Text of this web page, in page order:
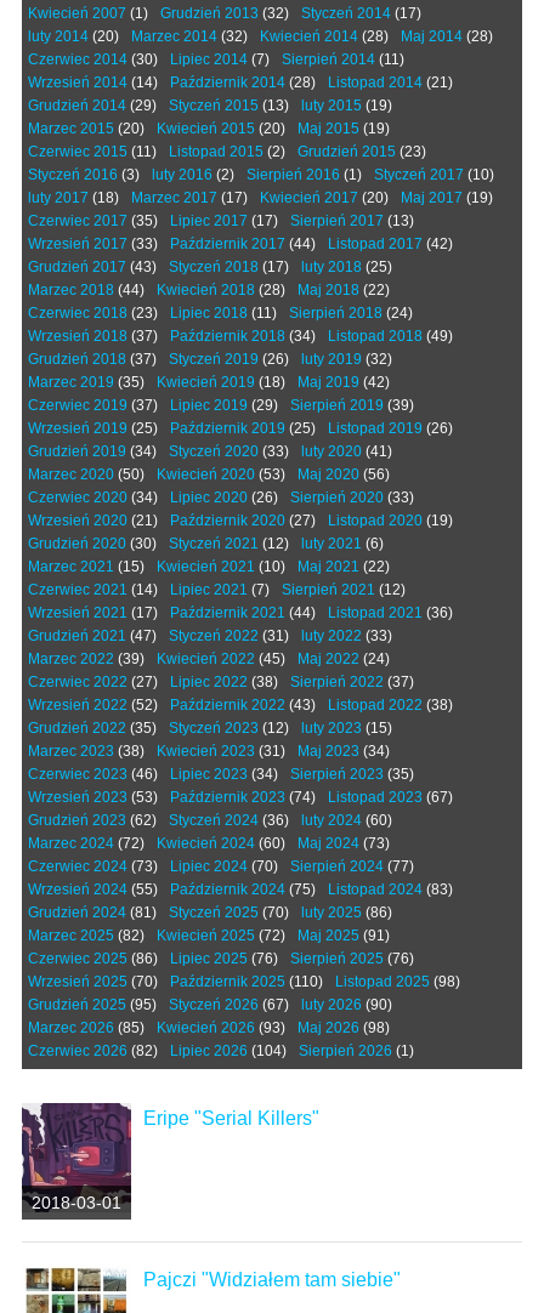
Kwiecień 2007 (1) Grudzień 2013 (32) Styczeń 2014 (17)
luty 2014 (20) Marzec 2014 (32) Kwiecień 2014 (28) Maj 2014 (28)
Czerwiec 2014 (30) Lipiec 2014 (7) Sierpień 2014 (11)
Wrzesień 2014 (14) Październik 2014 (28) Listopad 2014 (21)
Grudzień 2014 (29) Styczeń 2015 (13) luty 2015 (19)
Marzec 2015 (20) Kwiecień 2015 (20) Maj 2015 (19)
Czerwiec 2015 (11) Listopad 2015 (2) Grudzień 2015 (23)
Styczeń 2016 (3) luty 2016 (2) Sierpień 2016 (1) Styczeń 2017 (10)
luty 2017 (18) Marzec 2017 (17) Kwiecień 2017 (20) Maj 2017 (19)
Czerwiec 2017 (35) Lipiec 2017 (17) Sierpień 2017 (13)
Wrzesień 2017 (33) Październik 2017 (44) Listopad 2017 (42)
Grudzień 2017 (43) Styczeń 2018 (17) luty 2018 (25)
Marzec 2018 (44) Kwiecień 2018 (28) Maj 2018 (22)
Czerwiec 2018 (23) Lipiec 2018 (11) Sierpień 2018 (24)
Wrzesień 2018 (37) Październik 2018 (34) Listopad 2018 (49)
Grudzień 2018 (37) Styczeń 2019 (26) luty 2019 (32)
Marzec 2019 (35) Kwiecień 2019 (18) Maj 2019 (42)
Czerwiec 2019 (37) Lipiec 2019 (29) Sierpień 2019 (39)
Wrzesień 2019 (25) Październik 2019 (25) Listopad 2019 (26)
Grudzień 2019 (34) Styczeń 2020 (33) luty 2020 (41)
Marzec 2020 (50) Kwiecień 2020 (53) Maj 2020 (56)
Czerwiec 2020 (34) Lipiec 2020 (26) Sierpień 2020 (33)
Wrzesień 2020 (21) Październik 2020 (27) Listopad 2020 (19)
Grudzień 2020 (30) Styczeń 2021 (12) luty 2021 (6)
Marzec 2021 (15) Kwiecień 2021 (10) Maj 2021 (22)
Czerwiec 2021 (14) Lipiec 2021 (7) Sierpień 2021 (12)
Wrzesień 2021 (17) Październik 2021 (44) Listopad 2021 (36)
Grudzień 2021 (47) Styczeń 2022 (31) luty 2022 (33)
Marzec 2022 (39) Kwiecień 2022 (45) Maj 2022 (24)
Czerwiec 2022 (27) Lipiec 2022 (38) Sierpień 2022 (37)
Wrzesień 2022 (52) Październik 2022 (43) Listopad 2022 (38)
Grudzień 2022 (35) Styczeń 2023 (12) luty 2023 (15)
Marzec 2023 (38) Kwiecień 2023 (31) Maj 2023 (34)
Czerwiec 2023 (46) Lipiec 2023 (34) Sierpień 2023 (35)
Wrzesień 2023 (53) Październik 2023 (74) Listopad 2023 (67)
Grudzień 2023 (62) Styczeń 2024 (36) luty 2024 (60)
Marzec 2024 (72) Kwiecień 2024 (60) Maj 2024 (73)
Czerwiec 2024 (73) Lipiec 2024 (70) Sierpień 2024 (77)
Wrzesień 2024 (55) Październik 2024 (75) Listopad 2024 (83)
Grudzień 2024 (81) Styczeń 2025 (70) luty 2025 (86)
Marzec 2025 (82) Kwiecień 2025 (72) Maj 2025 (91)
Czerwiec 2025 (86) Lipiec 2025 (76) Sierpień 2025 (76)
Wrzesień 2025 (70) Październik 2025 (110) Listopad 2025 (98)
Grudzień 2025 (95) Styczeń 2026 (67) luty 2026 (90)
Marzec 2026 (85) Kwiecień 2026 (93) Maj 2026 (98)
Czerwiec 2026 (82) Lipiec 2026 (104) Sierpień 2026 (1)
2018-03-01
Eripe "Serial Killers"
Pajczi "Widziałem tam siebie"